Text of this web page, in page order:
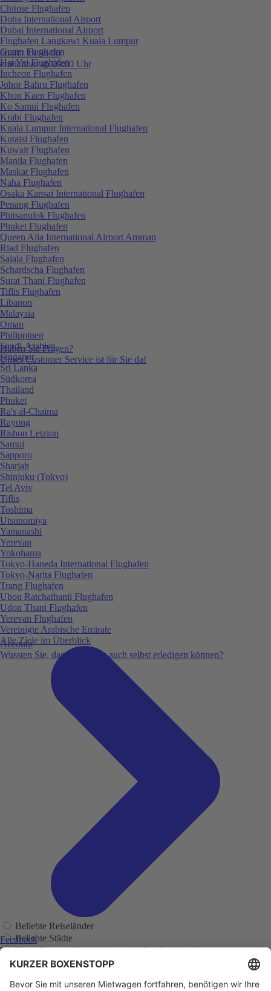
0848 / 19 96 00
erreichbar ab 09:00 Uhr
Haben Sie Fragen?
Unser Customer Service ist für Sie da!
Account
Wussten Sie, dass Sie vieles auch selbst erledigen können?
Feedback
Sie haben Fragen, Unklarheiten oder Feedback zu ihrer
zurückliegenden Buchung?
Chitose Flughafen
Doha International Airport
Dubai International Airport
Flughafen Langkawi Kuala Lumpur
Guam Flughafen
Hat Yai Flughafen
Incheon Flughafen
Johor Bahru Flughafen
Khon Kaen Flughafen
Ko Samui Flughafen
Krabi Flughafen
Kuala Lumpur International Flughafen
Kutaisi Flughafen
Kuwait Flughafen
Manila Flughafen
Maskat Flughafen
Naha Flughafen
Osaka Kansai International Flughafen
Penang Flughafen
Phitsanulok Flughafen
Phuket Flughafen
Queen Alia International Airport Amman
Riad Flughafen
Salala Flughafen
Schardscha Flughafen
Surat Thani Flughafen
Tiflis Flughafen
Libanon
Malaysia
Oman
Philippinen
Saudi-Arabien
Singapur
Sri Lanka
Südkorea
Thailand
Phuket
Ra's al-Chaima
Rayong
Rishon Letzion
Samui
Sapporo
Sharjah
Shinjuku (Tokyo)
Tel Aviv
Tiflis
Toshima
Utsunomiya
Yamanashi
Yerevan
Yokohama
Tokyo-Haneda International Flughafen
Tokyo-Narita Flughafen
Trang Flughafen
Ubon Ratchathanii Flughafen
Udon Thani Flughafen
Yerevan Flughafen
Vereinigte Arabische Emirate
Alle Ziele im Überblick
Beliebte Reiseländer
Beliebte Städte
Flughäfen
Regionen
Adelaide Flughafen